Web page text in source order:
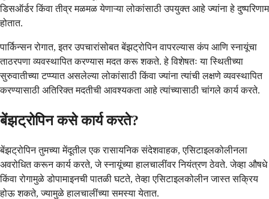
डिसऑर्डर किंवा तीव्र मळमळ येणाऱ्या लोकांसाठी उपयुक्त आहे ज्यांना हे दुष्परिणाम
होतात.
पार्किन्सन रोगात, इतर उपचारांसोबत बेंझट्रोपिन वापरल्यास कंप आणि स्नायूंचा
ताठरपणा व्यवस्थापित करण्यास मदत करू शकते. हे विशेषतः या स्थितीच्या
सुरुवातीच्या टप्प्यात असलेल्या लोकांसाठी किंवा ज्यांना त्यांची लक्षणे व्यवस्थापित
करण्यासाठी अतिरिक्त मदतीची आवश्यकता आहे त्यांच्यासाठी चांगले कार्य करते.
बेंझट्रोपिन कसे कार्य करते?
बेंझट्रोपिन तुमच्या मेंदूतील एक रासायनिक संदेशवाहक, एसिटाइलकोलीनला
अवरोधित करून कार्य करते, जे स्नायूंच्या हालचालींवर नियंत्रण ठेवते. जेव्हा औषधे
किंवा रोगामुळे डोपामाइनची पातळी घटते, तेव्हा एसिटाइलकोलीन जास्त सक्रिय
होऊ शकते, ज्यामुळे हालचालींच्या समस्या येतात.